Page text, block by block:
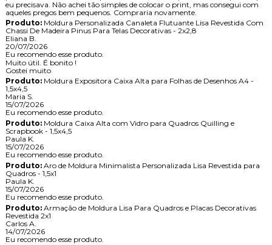
eu precisava. Não achei tão simples de colocar o print, mas consegui com
aqueles pregos bem pequenos. Compraria novamente.
Produto:Moldura Personalizada Canaleta Flutuante Lisa Revestida Com
Chassi De Madeira Pinus Para Telas Decorativas - 2x2,8
Eliana B.
20/07/2026
Eu recomendo esse produto.
Muito útil. É bonito !
Gostei muito
Produto:Moldura Expositora Caixa Alta para Folhas de Desenhos A4 -
1,5x4,5
Maria S.
15/07/2026
Eu recomendo esse produto.
Produto:Moldura Caixa Alta com Vidro para Quadros Quilling e
Scrapbook - 1,5x4,5
Paula K.
15/07/2026
Eu recomendo esse produto.
Produto:Aro de Moldura Minimalista Personalizada Lisa Revestida para
Quadros - 1,5x1
Paula K.
15/07/2026
Eu recomendo esse produto.
Produto:Armação de Moldura Lisa Para Quadros e Placas Decorativas
Revestida 2x1
Carlos A.
14/07/2026
Eu recomendo esse produto.